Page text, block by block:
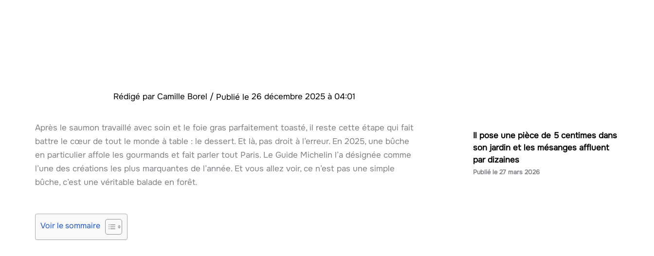
Rédigé par Camille Borel / 26 décembre 2025 à 04:01
Après le saumon travaillé avec soin et le foie gras parfaitement toasté, il reste cette étape qui fait
battre le cœur de tout le monde à table : le dessert. Et là, pas droit à l’erreur. En 2025, une bûche
en particulier affole les gourmands et fait parler tout Paris. Le Guide Michelin l’a désignée comme
l’une des créations les plus marquantes de l’année. Et vous allez voir, ce n’est pas une simple
bûche, c’est une véritable balade en forêt.
Voir le sommaire
Il pose une pièce de 5 centimes dans
son jardin et les mésanges affluent
par dizaines
27 mars 2026